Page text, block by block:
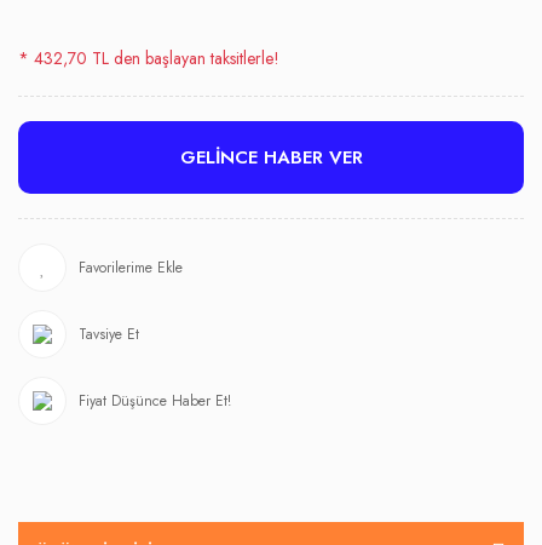
* 432,70 TL den başlayan taksitlerle!
GELİNCE HABER VER
Tavsiye Et
Fiyat Düşünce Haber Et!